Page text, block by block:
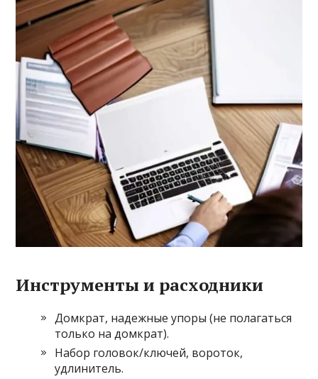
Инструменты и расходники
Домкрат, надежные упоры (не полагаться
только на домкрат).
Набор головок/ключей, вороток,
удлинитель.